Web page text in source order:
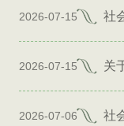
2026-07-15
2026-07-15 关
2026-07-06 社